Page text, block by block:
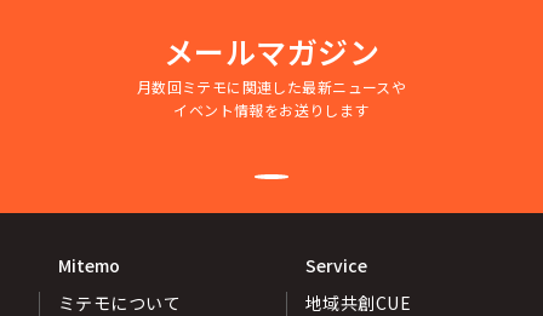
メールマガジン
月数回ミテモに関連した最新ニュースや
イベント情報をお送りします
Mitemo
ミテモについて
Service
地域共創CUE